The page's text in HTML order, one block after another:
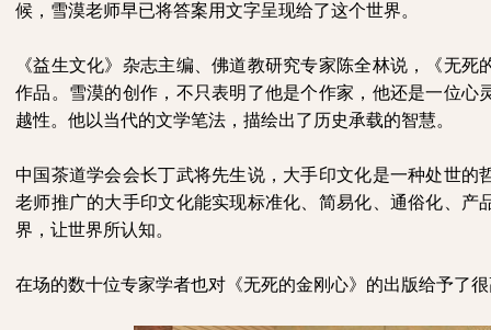
候，雪漠老师早已将答案用文字呈现给了这个世界。
《益生文化》杂志主编、佛道教研究专家陈全林说，《无
作品。雪漠的创作，不只表明了他是个作家，他还是一位心
越性。他以当代的文学笔法，描绘出了历史承载的智慧。
中国茶道学会会长丁武将先生说，大手印文化是一种处世的
老师推广的大手印文化能实现标准化、简易化、通俗化、产
界，让世界所认知。
在场的数十位专家学者也对《无死的金刚心》的出版给予了